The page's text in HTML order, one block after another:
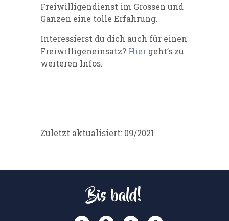
Freiwilligendienst im Grossen und
Ganzen eine tolle Erfahrung.
Interessierst du dich auch für einen
Freiwilligeneinsatz? Hier geht’s zu
weiteren Infos.
Zuletzt aktualisiert: 09/2021
Bis bald!